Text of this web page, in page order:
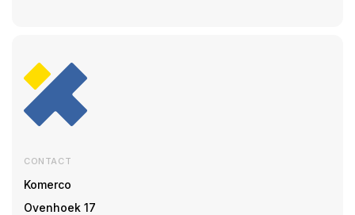
CONTACT
Komerco
Ovenhoek 17